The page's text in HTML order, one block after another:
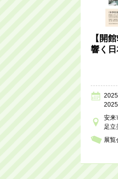
【開
響く
安来
足
展覧